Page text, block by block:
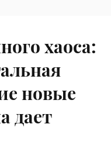
хаоса:
новые
дает